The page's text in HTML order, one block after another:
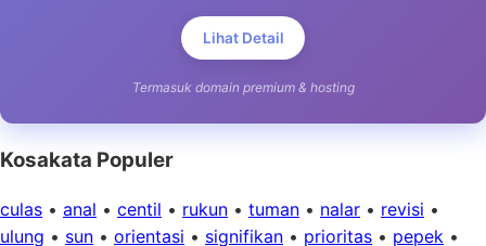
Lihat Detail
Termasuk domain premium & hosting
Kosakata Populer
culas • anal • centil • rukun • tuman • nalar • revisi •
ulung • sun • orientasi • signifikan • prioritas • pepek •